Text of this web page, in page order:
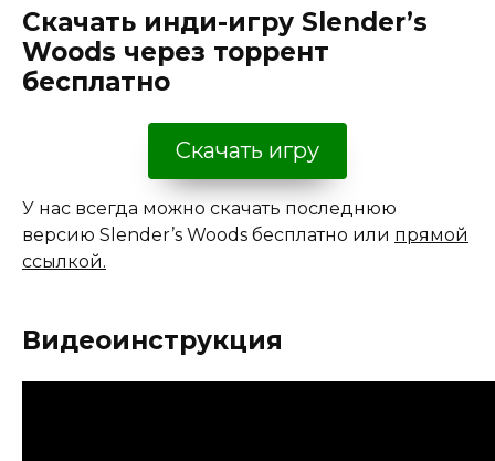
Скачать инди-игру Slender’s
Woods через торрент
бесплатно
Скачать игру
У нас всегда можно скачать последнюю
версию Slender’s Woods бесплатно или прямой
ссылкой.
Видеоинструкция